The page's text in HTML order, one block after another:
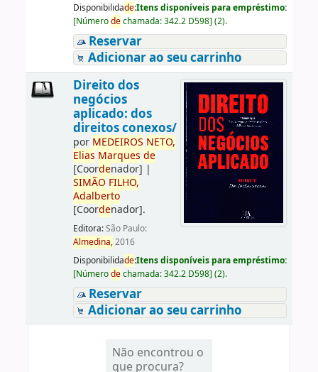
Disponibilidade:Itens disponíveis para empréstimo:
[Númerodechamada:342.2 D598] (2).
Reservar
Adicionar ao seu carrinho
Direito dos
negócios
aplicado: dos
direitos conexos/
por MEDEIROS NETO,
Elias Marques de
[Coordenador] |
SIMÃO FILHO,
Adalberto
[Coordenador].
Editora:São Paulo:
Almedina,2016
Disponibilidade:Itens disponíveis para empréstimo:
[Númerodechamada:342.2 D598] (2).
Reservar
Adicionar ao seu carrinho
Não encontrou o
que procura?